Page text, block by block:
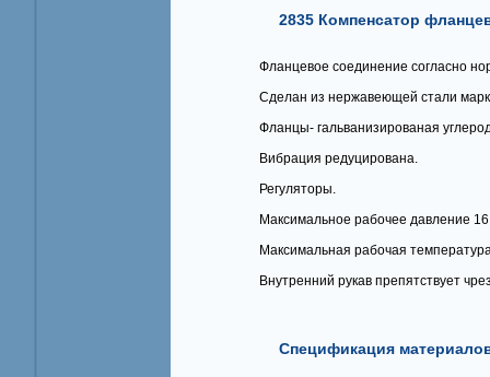
2835 Компенсатор
Фланцевое соединение согласно
Сделан из нержавеющей стали
Фланцы- гальванизированая
Вибрация редуцирована.
Регуляторы.
Максимальное рабочее давление
Максимальная рабочая
Внутренний рукав препятствует
Спецификация